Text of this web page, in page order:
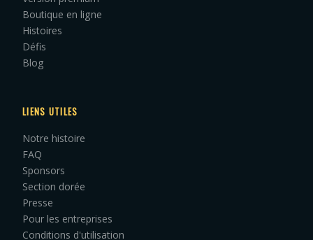
Boutique en ligne
Histoires
Défis
Blog
LIENS UTILES
Notre histoire
FAQ
Sponsors
Section dorée
Presse
Pour les entreprises
Conditions d'utilisation